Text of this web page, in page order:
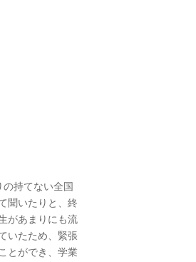
持てない全国
聞いたりと、終
があまりにも流
いたため、緊張
とができ、学業